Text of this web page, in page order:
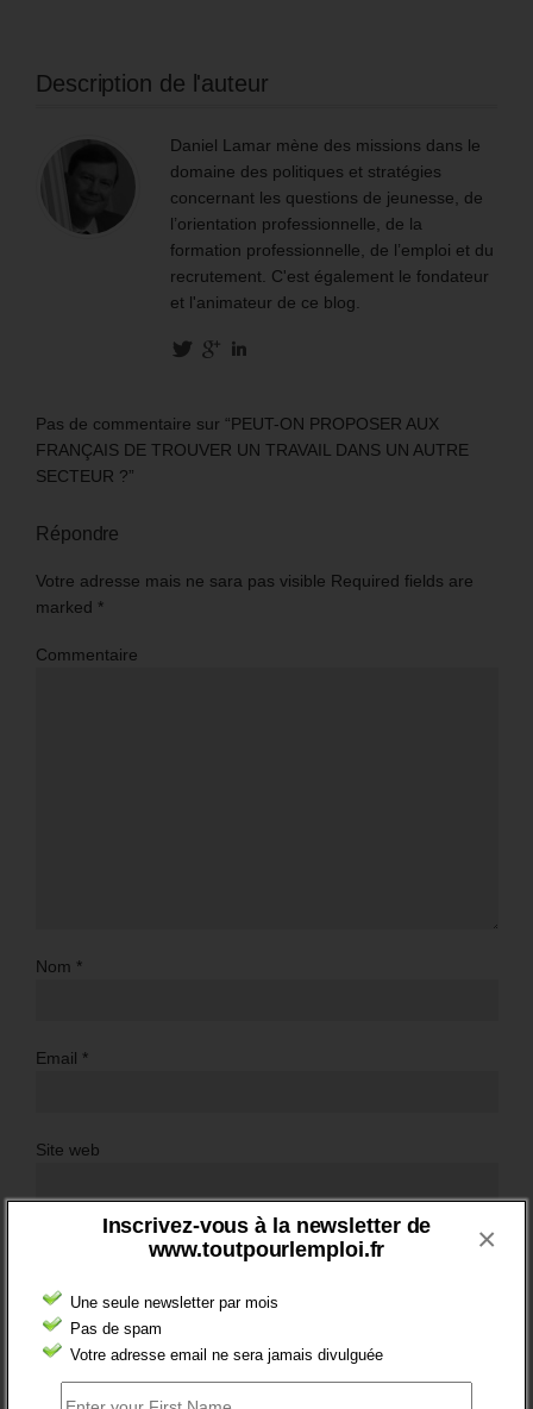
Inscrivez-vous à la newsletter de
www.toutpourlemploi.fr
Une seule newsletter par mois
Pas de spam
Votre adresse email ne sera jamais divulguée
×
Description de l'auteur
Daniel Lamar mène des missions dans le
domaine des politiques et stratégies
concernant les questions de jeunesse, de
l’orientation professionnelle, de la
formation professionnelle, de l’emploi et du
recrutement. C'est également le fondateur
et l'animateur de ce blog.
Pas de commentaire sur “PEUT-ON PROPOSER AUX
FRANÇAIS DE TROUVER UN TRAVAIL DANS UN AUTRE
SECTEUR ?”
Répondre
Votre adresse mais ne sara pas visible Required fields are
marked *
Commentaire
Nom *
Email *
Site web